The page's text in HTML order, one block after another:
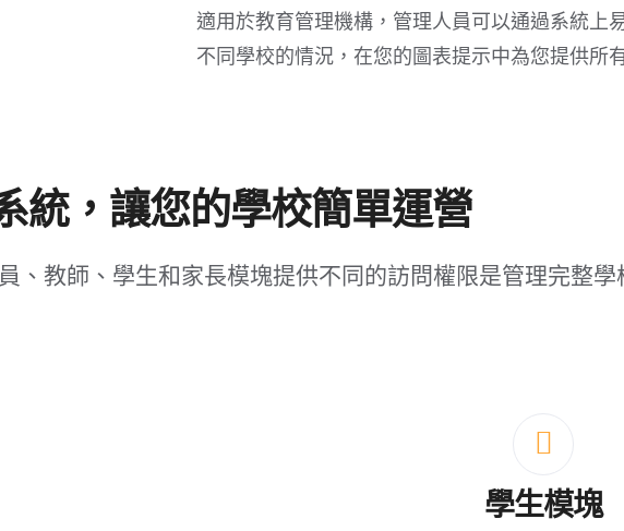
適用於教育管理機構，管理人員可以通過系統上
不同學校的情況，在您的圖表提示中為您提供所
統，讓您的學校簡單運營
、教師、學生和家長模塊提供不同的訪問權限是管理完整學
學生模塊